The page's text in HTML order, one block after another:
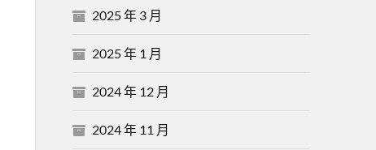
2025 年 3 月
2025 年 1 月
2024 年 12 月
2024 年 11 月